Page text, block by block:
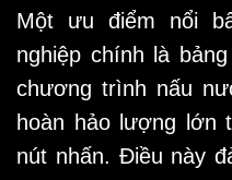
Một ưu điểm nổi
nghiệp chính là
chương trình nấu
hoàn hảo lượng lớn
nút nhấn. Điều này